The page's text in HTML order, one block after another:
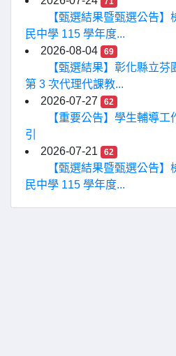
【甄選結果暨甄選公告
民中學 115 學年度...
2026-08-04
69
【甄選結果】彰化縣立
第 3 次代理代課教...
2026-07-27
62
【重要公告】學生輔導
引
2026-07-21
62
【甄選結果暨甄選公告
民中學 115 學年度...